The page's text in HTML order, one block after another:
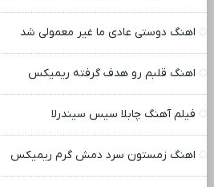
اهنگ دوستی عادی ما غیر معمولی شد
اهنگ قلبم رو هدف گرفته ریمیکس
فیلم آهنگ چابلا سیس سیندرلا
اهنگ زمستون سرد دمش گرم ریمیکس